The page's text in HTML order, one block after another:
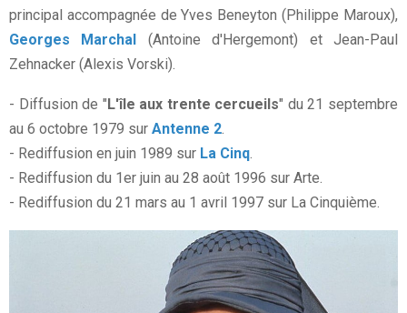
principal accompagnée de Yves Beneyton (Philippe Maroux),
Georges Marchal (Antoine d'Hergemont) et Jean-Paul
Zehnacker (Alexis Vorski).
- Diffusion de "L'île aux trente cercueils" du 21 septembre
au 6 octobre 1979 sur Antenne 2
- Rediffusion en juin 1989 sur La Cinq
- Rediffusion du 1er juin au 28 août 1996 sur Arte.
- Rediffusion du 21 mars au 1 avril 1997 sur La Cinquième.